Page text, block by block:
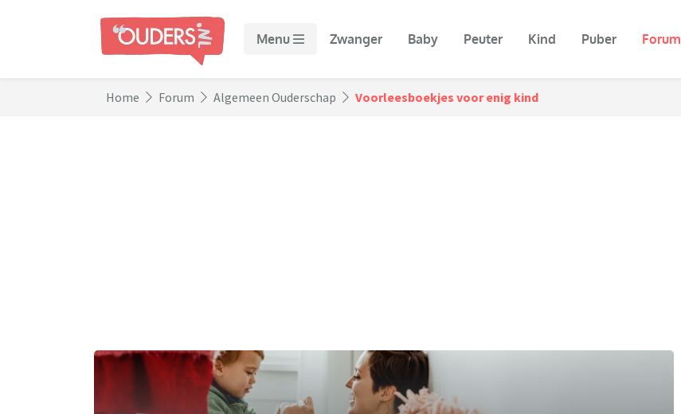
Menu Zwanger Baby Peuter Kind Puber Forum
Home Forum Algemeen Ouderschap Voorleesboekjes voor enig kind